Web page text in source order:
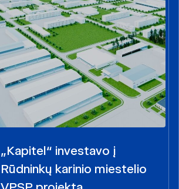
„Kapitel“ investavo į
Rūdninkų karinio miestelio